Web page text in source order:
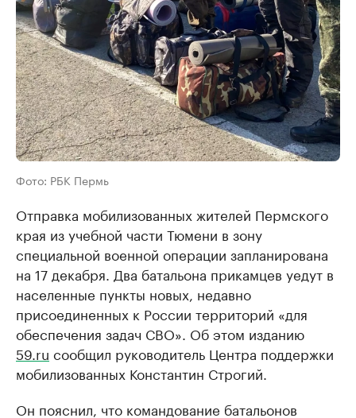
Фото: РБК Пермь
Отправка мобилизованных жителей Пермского
края из учебной части Тюмени в зону
специальной военной операции запланирована
на 17 декабря. Два батальона прикамцев уедут в
населенные пункты новых, недавно
присоединенных к России территорий «для
обеспечения задач СВО». Об этом изданию
59.ru сообщил руководитель Центра поддержки
мобилизованных Константин Строгий.
Он пояснил, что командование батальонов